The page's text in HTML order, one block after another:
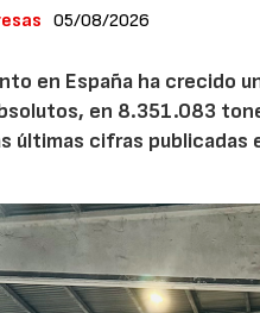
05/08/2026
en España ha crecido
en 8.351.083
últimas cifras